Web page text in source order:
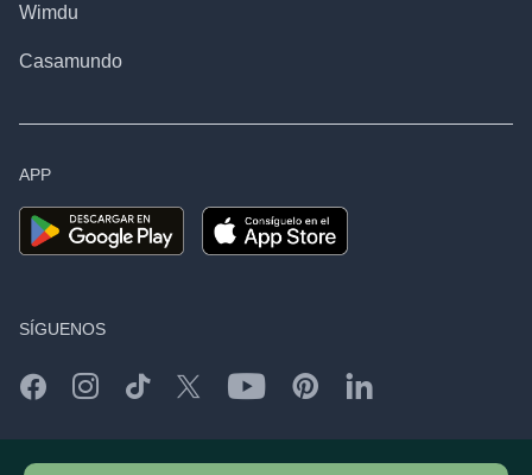
Wimdu
Casamundo
APP
SÍGUENOS